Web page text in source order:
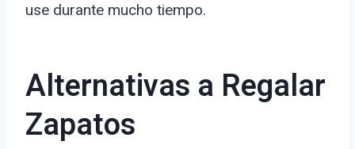
use durante mucho tiempo.
Alternativas a Regalar
Zapatos